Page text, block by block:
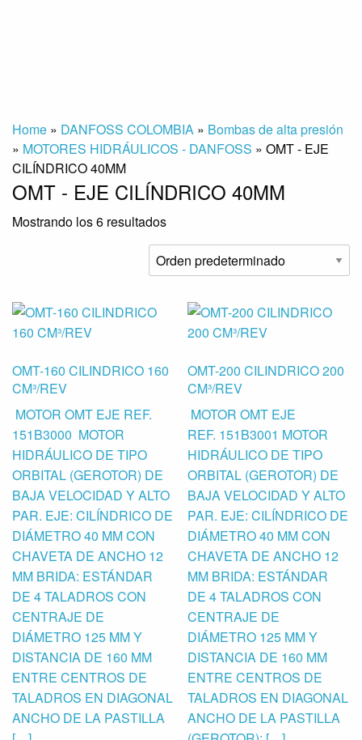
Home » DANFOSS COLOMBIA » Bombas de alta presión
» MOTORES HIDRÁULICOS - DANFOSS » OMT - EJE
CILÍNDRICO 40MM
OMT - EJE CILÍNDRICO 40MM
Mostrando los 6 resultados
OMT-160 CILINDRICO 160
CM³/REV
MOTOR OMT EJE REF.
151B3000 MOTOR
HIDRÁULICO DE TIPO
ORBITAL (GEROTOR) DE
BAJA VELOCIDAD Y ALTO
PAR. EJE: CILÍNDRICO DE
DIÁMETRO 40 MM CON
CHAVETA DE ANCHO 12
MM BRIDA: ESTÁNDAR
DE 4 TALADROS CON
CENTRAJE DE
DIÁMETRO 125 MM Y
DISTANCIA DE 160 MM
ENTRE CENTROS DE
TALADROS EN DIAGONAL
ANCHO DE LA PASTILLA
OMT-200 CILINDRICO 200
CM³/REV
MOTOR OMT EJE
REF. 151B3001 MOTOR
HIDRÁULICO DE TIPO
ORBITAL (GEROTOR) DE
BAJA VELOCIDAD Y ALTO
PAR. EJE: CILÍNDRICO DE
DIÁMETRO 40 MM CON
CHAVETA DE ANCHO 12
MM BRIDA: ESTÁNDAR
DE 4 TALADROS CON
CENTRAJE DE
DIÁMETRO 125 MM Y
DISTANCIA DE 160 MM
ENTRE CENTROS DE
TALADROS EN DIAGONAL
ANCHO DE LA PASTILLA